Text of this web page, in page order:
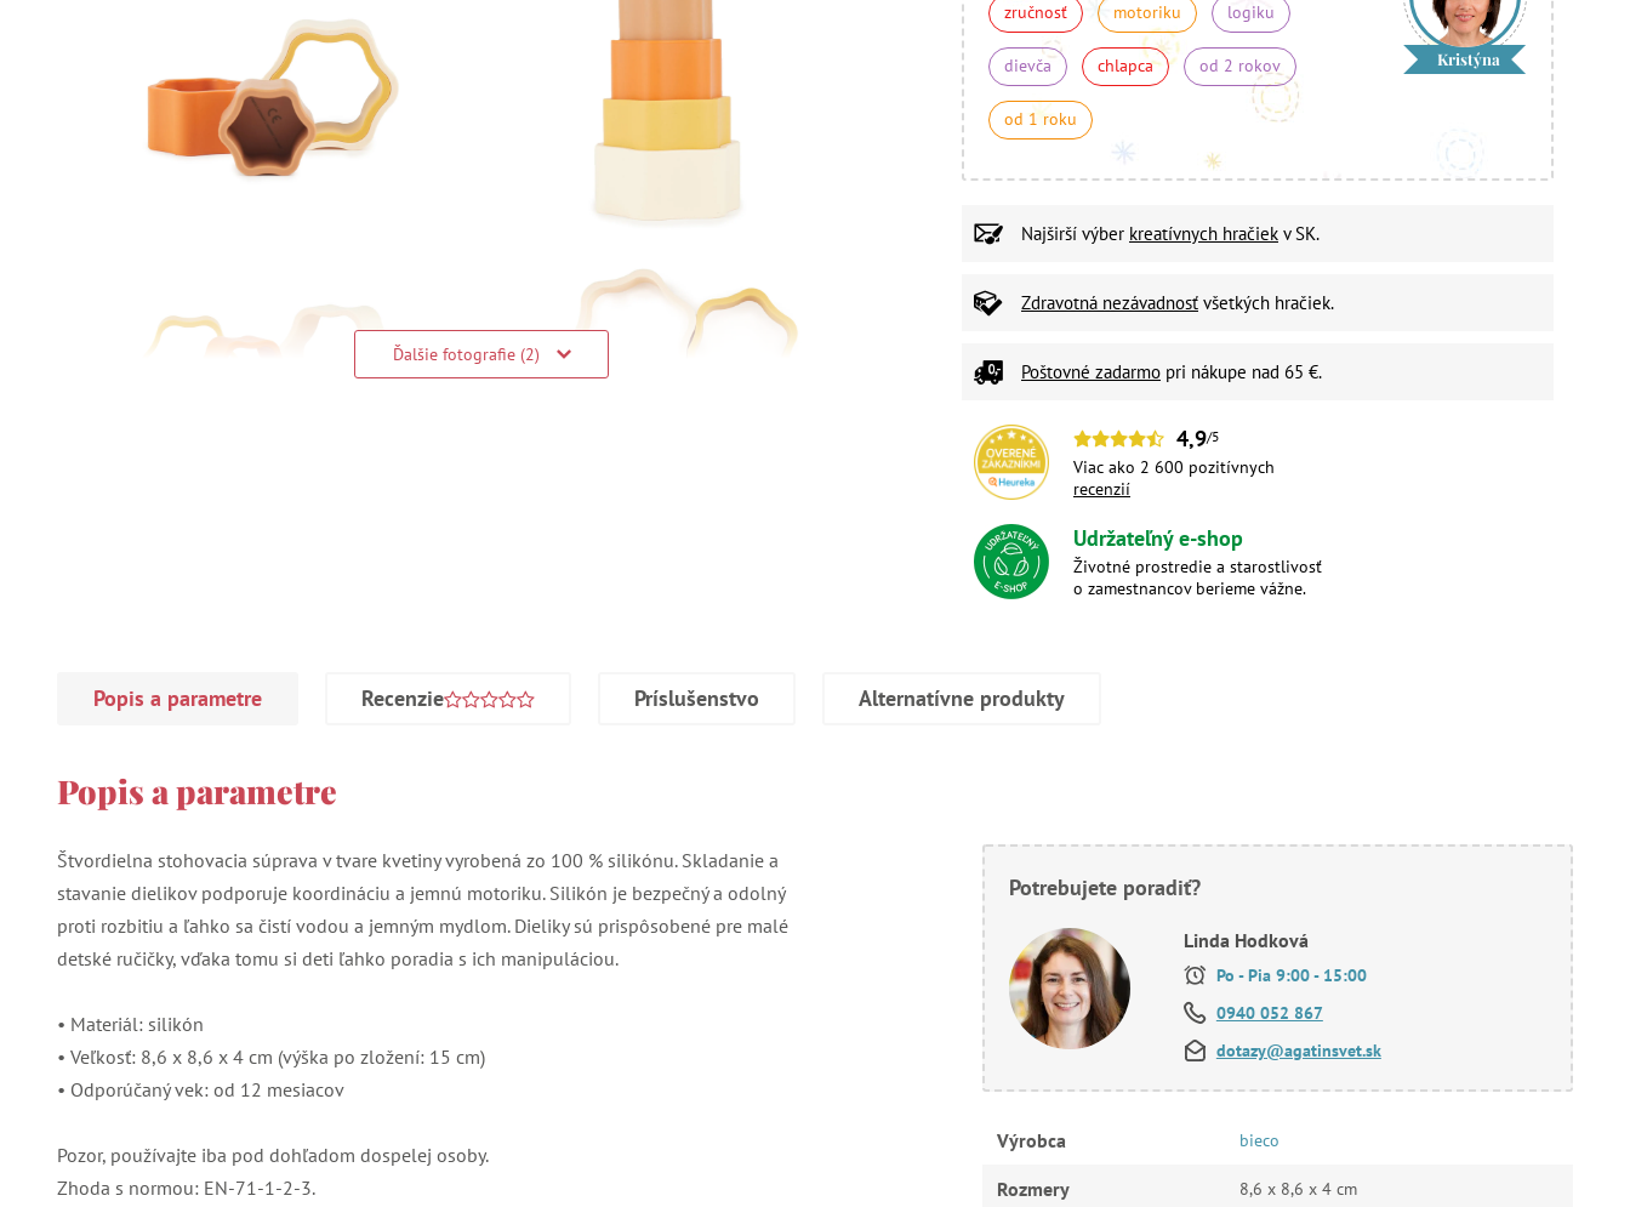
Ďalšie fotografie (2)
zručnosť motoriku logiku
dievča chlapca od 2 rokov
od 1 roku
Kristýna
Najširší výber kreatívnych hračiek v SK.
Zdravotná nezávadnosť všetkých hračiek.
Poštovné zadarmo pri nákupe nad 65 €.
4,9/5
Viac ako 2 600 pozitívnych
recenzií
Udržateľný e-shop
Životné prostredie a starostlivosť
o zamestnancov berieme vážne.
Popis a parametre Recenzie Príslušenstvo Alternatívne produkty
Popis a parametre
Štvordielna stohovacia súprava v tvare kvetiny vyrobená zo 100 % silikónu. Skladanie a
stavanie dielikov podporuje koordináciu a jemnú motoriku. Silikón je bezpečný a odolný
proti rozbitiu a ľahko sa čistí vodou a jemným mydlom. Dieliky sú prispôsobené pre malé
detské ručičky, vďaka tomu si deti ľahko poradia s ich manipuláciou.
• Materiál: silikón
• Veľkosť: 8,6 x 8,6 x 4 cm (výška po zložení: 15 cm)
• Odporúčaný vek: od 12 mesiacov
Pozor, používajte iba pod dohľadom dospelej osoby.
Zhoda s normou: EN-71-1-2-3.
Potrebujete poradiť?
Linda Hodková
Po - Pia 9:00 - 15:00
0940 052 867
dotazy@agatinsvet.sk
Výrobca bieco
Rozmery 8,6 x 8,6 x 4 cm